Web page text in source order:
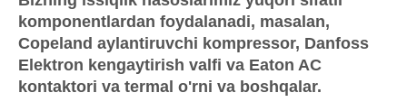
komponentlardan foydalanadi, masalan,
Copeland aylantiruvchi kompressor, Danfoss
Elektron kengaytirish valfi va Eaton AC
kontaktori va termal o'rni va boshqalar.